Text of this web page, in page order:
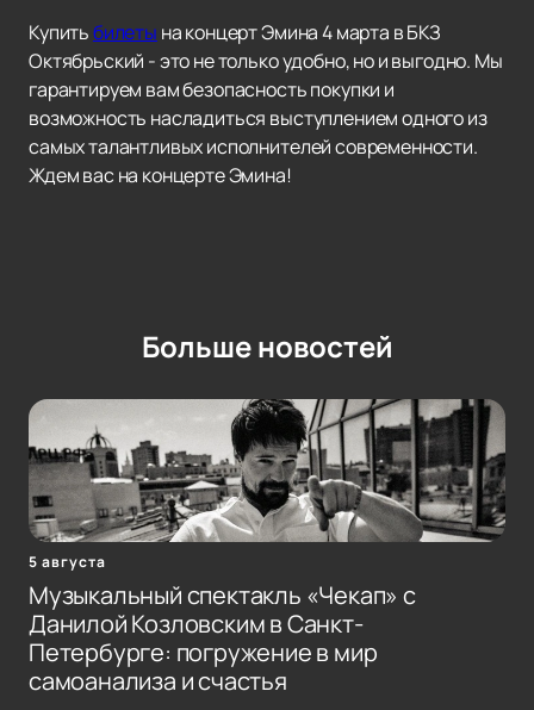
Купитьбилеты на концерт Эмина 4 марта в БКЗ
Октябрьский - это не только удобно, но и выгодно. Мы
гарантируем вам безопасность покупки и
возможность насладиться выступлением одного из
самых талантливых исполнителей современности.
Ждем вас на концерте Эмина!
Больше новостей
5 августа
Музыкальный спектакль «Чекап» с
Данилой Козловским в Санкт-
Петербурге: погружение в мир
самоанализа и счастья